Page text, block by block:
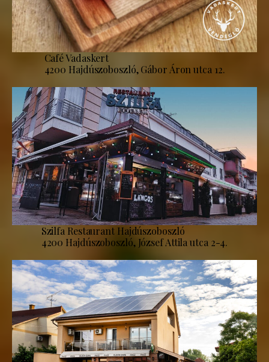
Café Vadaskert
4200 Hajdúszoboszló, Gábor Áron utca 12.
Szilfa Restaurant Hajdúszoboszló
4200 Hajdúszoboszló, József Attila utca 2-4.